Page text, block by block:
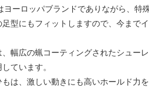
ーロッパブランドでありながら、特
型にもフィットしますので、今まで
幅広の蝋コーティングされたシュー
ています。
は、激しい動きにも高いホールド力